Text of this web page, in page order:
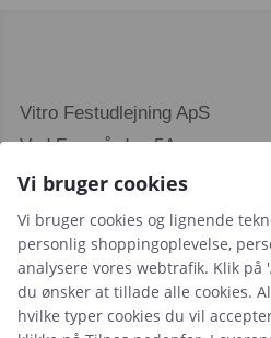
Vitro Festudlejning ApS
Ved Faurgården 5A
4300 Holbæk
CVR. 46093364
Vi bruger cookies
Vi bruger cookies og lignende
personlig shoppingoplevelse,
analysere vores webtrafik. Klik på
du ønsker at tillade alle cookies.
hvilke typer cookies du vil